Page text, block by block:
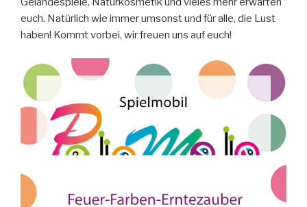
euch. Natürlich wie immer umsonst und für alle, die Lust
haben! Kommt vorbei, wir freuen uns auf euch!